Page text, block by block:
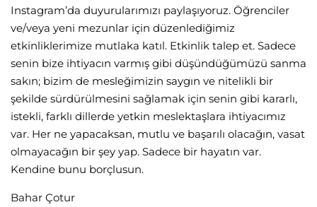
Instagram’da duyurularımızı paylaşıyoruz. Öğrenciler
ve/veya yeni mezunlar için düzenlediğimiz
etkinliklerimize mutlaka katıl. Etkinlik talep et. Sadece
senin bize ihtiyacın varmış gibi düşündüğümüzü sanma
sakın; bizim de mesleğimizin saygın ve nitelikli bir
şekilde sürdürülmesini sağlamak için senin gibi kararlı,
istekli, farklı dillerde yetkin meslektaşlara ihtiyacımız
var. Her ne yapacaksan, mutlu ve başarılı olacağın, vasat
olmayacağın bir şey yap. Sadece bir hayatın var.
Kendine bunu borçlusun.
Bahar Çotur